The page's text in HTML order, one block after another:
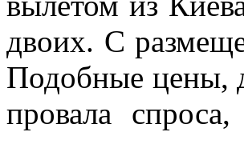
двоих. С
Подобные цены,
провала